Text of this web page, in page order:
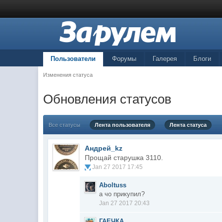
Пользователи Форумы Галерея Блоги
Изменения статуса
Обновления статусов
Все статусы Лента пользователя Лента статуса
Андрей_kz
Прощай старушка 3110.
Jan 27 2017 17:45
Aboltuss
а чо прикупил?
Jan 27 2017 20:43